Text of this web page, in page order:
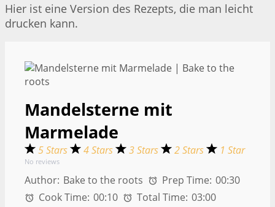
Hier ist eine Version des Rezepts, die man leicht
drucken kann.
Mandelsterne mit
Marmelade
5 Stars 4 Stars 3 Stars 2 Stars 1 Star
No reviews
Author: Bake to the roots Prep Time: 00:30
Cook Time: 00:10 Total Time: 03:00